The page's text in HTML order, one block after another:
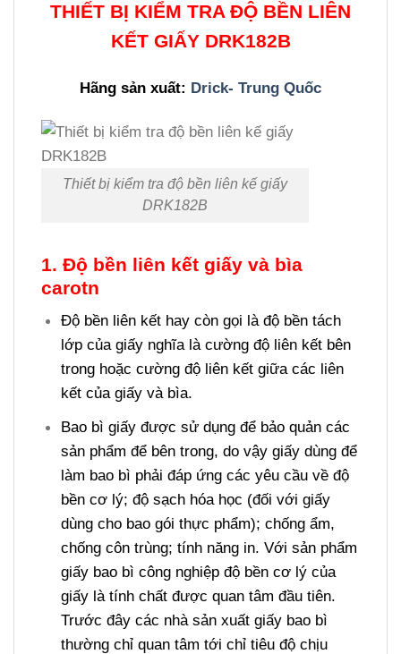
THIẾT BỊ KIỂM TRA ĐỘ BỀN LIÊN
KẾT GIẤY DRK182B
Hãng sản xuất: Drick- Trung Quốc
Thiết bị kiểm tra độ bền liên kế giấy
DRK182B
1. Độ bền liên kết giấy và bìa
carotn
Độ bền liên kết hay còn gọi là độ bền tách
lớp của giấy nghĩa là cường độ liên kết bên
trong hoặc cường độ liên kết giữa các liên
kết của giấy và bìa.
Bao bì giấy được sử dụng để bảo quản các
sản phẩm để bên trong, do vậy giấy dùng để
làm bao bì phải đáp ứng các yêu cầu về độ
bền cơ lý; độ sạch hóa học (đối với giấy
dùng cho bao gói thực phẩm); chống ẩm,
chống côn trùng; tính năng in. Với sản phẩm
giấy bao bì công nghiệp độ bền cơ lý của
giấy là tính chất được quan tâm đầu tiên.
Trước đây các nhà sản xuất giấy bao bì
thường chỉ quan tâm tới chỉ tiêu độ chịu